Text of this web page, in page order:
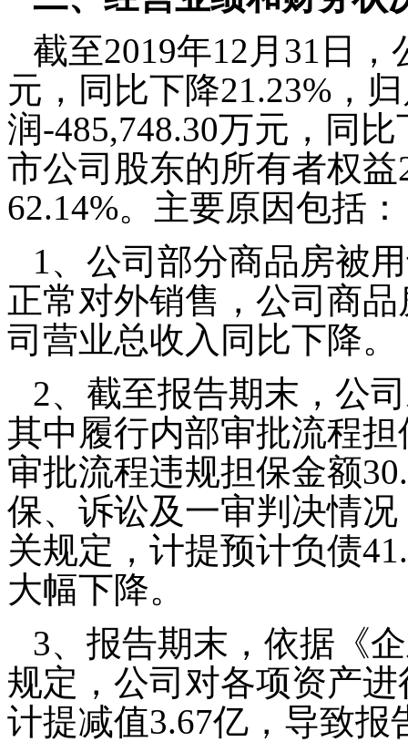
截至2019年12月31日
元，同比下降21.23%，
润-485,748.30万元，同
市公司股东的所有者权
62.14%。主要原因包括：
1 、公司部分商品房被
正常对外销售，公司商
司营业总收入同比下降。
2、截至报告期末，公
其中履行内部审批流程
审批流程违规担保金额
保、诉讼及一审判决情
关规定，计提预计负债
大幅下降。
3、报告期末，依据《
规定，公司对各项资产
计提减值3.67亿，导致报